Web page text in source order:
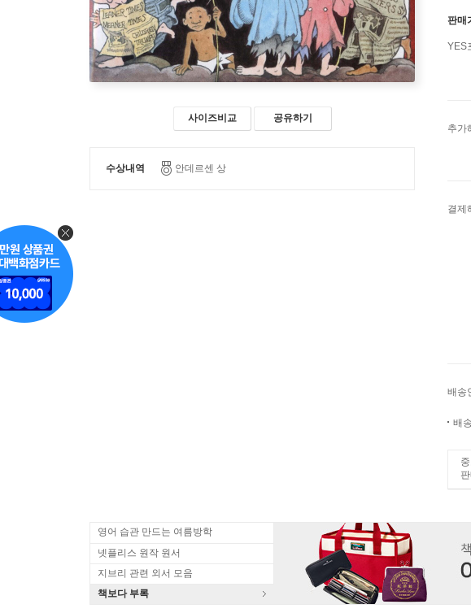
사이즈비교 공유하기
수상내역 안데르센 상
판매
YES
추가
결제
배송
배
영어 습관 만드는 여름방학
넷플리스 원작 원서
지브리 관련 외서 모음
책보다 부록